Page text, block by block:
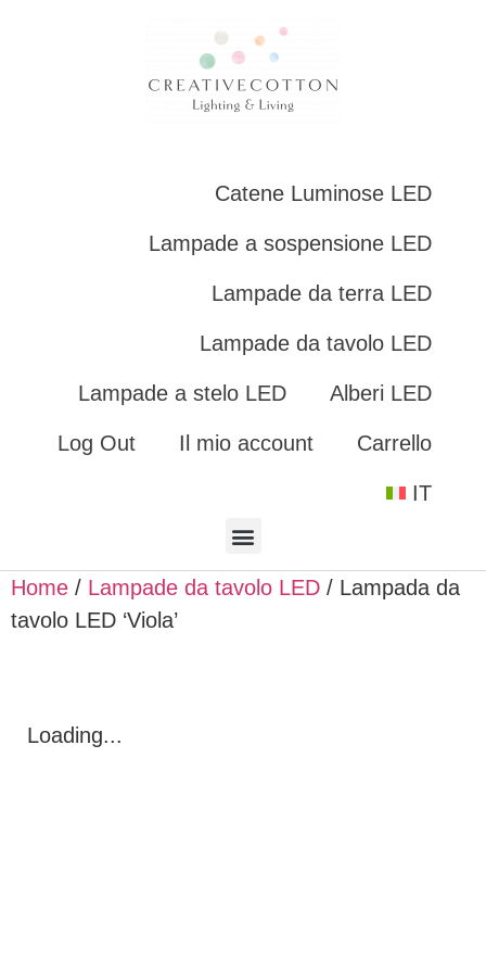
Catene Luminose LED
Lampade a sospensione LED
Lampade da terra LED
Lampade da tavolo LED
Lampade a stelo LED Alberi LED
Log Out Il mio account Carrello
IT
Home / Lampade da tavolo LED / Lampada da
tavolo LED ‘Viola’
Loading...